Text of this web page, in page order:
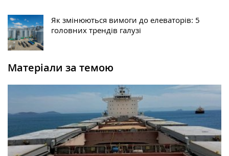
Як змінюються вимоги до елеваторів: 5
головних трендів галузі
Матеріали за темою